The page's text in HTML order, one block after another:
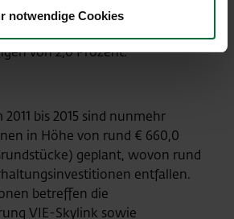
notwendige Cookies
Prozent beim
von 2,0 Prozent.
bis 2015 sind nunmehr
in Höhe von rund € 660,0
geplant, wovon rund
entfallen.
betreffen die
VIE-Skylink sowie